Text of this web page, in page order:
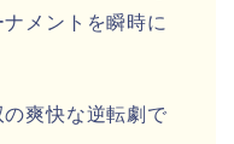
メントを瞬時に
爽快な逆転劇で